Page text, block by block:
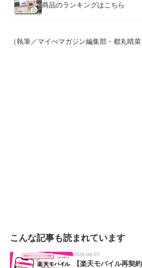
商品のランキングはこちら
（執筆／マイべマガジン編集部・都丸晴菜
こんな記事も読まれています
2026.08.07
【楽天モバイル再契